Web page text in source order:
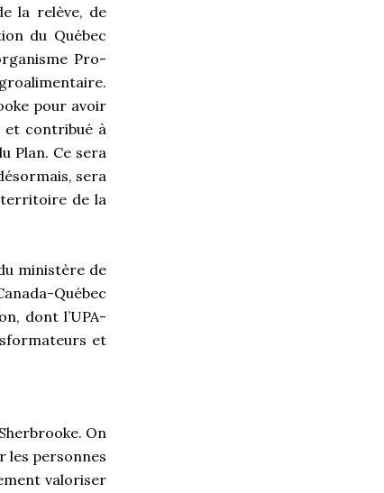
la relève, de
du Québec
Pro-
pour avoir
et contribué à
Plan. Ce sera
sera
de la
ministère de
Québec
dont l’UPA-
et
On
les personnes
valoriser